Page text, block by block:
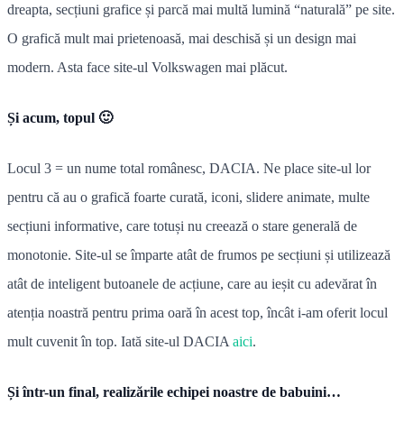
dreapta, secțiuni grafice și parcă mai multă lumină “naturală” pe site.
O grafică mult mai prietenoasă, mai deschisă și un design mai
modern. Asta face site-ul Volkswagen mai plăcut.
Și acum, topul 🙂
Locul 3 = un nume total românesc, DACIA. Ne place site-ul lor
pentru că au o grafică foarte curată, iconi, slidere animate, multe
secțiuni informative, care totuși nu creează o stare generală de
monotonie. Site-ul se împarte atât de frumos pe secțiuni și utilizează
atât de inteligent butoanele de acțiune, care au ieșit cu adevărat în
atenția noastră pentru prima oară în acest top, încât i-am oferit locul
mult cuvenit în top. Iată site-ul DACIA aici.
Și într-un final, realizările echipei noastre de babuini…